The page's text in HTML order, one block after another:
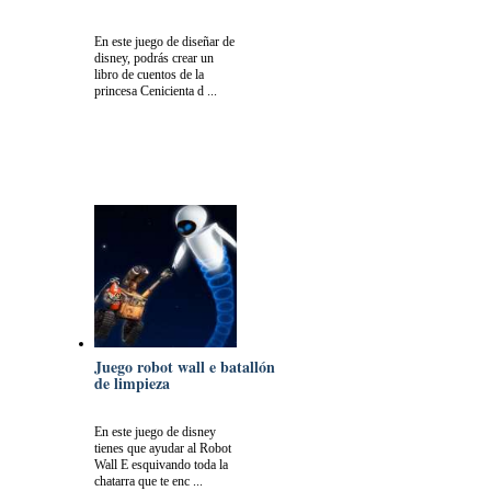
En este juego de diseñar de
disney, podrás crear un
libro de cuentos de la
princesa Cenicienta d ...
Juego robot wall e batallón
de limpieza
En este juego de disney
tienes que ayudar al Robot
Wall E esquivando toda la
chatarra que te enc ...